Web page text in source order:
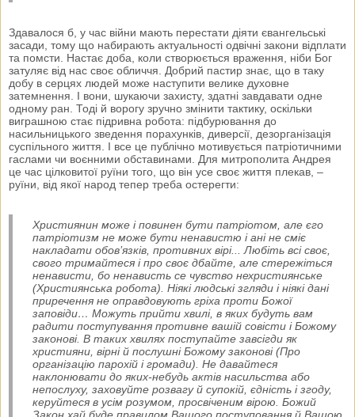
Здавалося б, у час війни мають перестати діяти євангельські
засади, тому що набирають актуальності одвічні закони відплати
та помсти. Настає доба, коли створюється враження, ніби Бог
затуляє від нас своє обличчя. Добрий пастир знає, що в таку
добу в серцях людей може наступити велике духовне
затемнення. І вони, шукаючи захисту, здатні завдавати одне
одному ран. Тоді й ворогу зручно змінити тактику, оскільки
виграшною стає підривна робота: підбурювання до
насильницького зведення порахунків, диверсії, дезорганізація
суспільного життя. І все це публічно мотивується патріотичними
гаслами чи воєнними обставинами. Для митрополита Андрея
це час цілковитої руїни того, що він усе своє життя плекав, –
руїни, від якої народ тепер треба остерегти:
Християнин може і повинен бути патріотом, але єго
патріотизм не може бути ненавистю і ані не сміє
накладати обов’язків, противних вірі... Любіть всі своє,
свого тримайтеся і про своє дбайте, але стережіться
ненависти, бо ненависть се чувство нехристиянське
(Християнська робота). Ніякі людські згляди і ніякі дані
приречення не оправдовують гріха проти Божої
заповіди… Можуть прийти хвилі, в яких будуть вам
радити поступування противне вашій совісти і Божому
законові. В таких хвилях поступайте завсігди як
християни, вірні й послушні Божому законові (Про
організацію парохій і громади). Не давайтеся
наклонювати до яких-небудь актів насильства або
непослуху, заховуйте розвагу й супокій, єдність і згоду,
керуйтеся в усім розумом, просвіченим вірою. Божий